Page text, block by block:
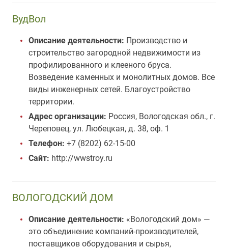
ВудВол
Описание деятельности: Производство и
строительство загородной недвижимости из
профилированного и клееного бруса.
Возведение каменных и монолитных домов. Все
виды инженерных сетей. Благоустройство
территории.
Адрес организации: Россия, Вологодская обл., г.
Череповец, ул. Любецкая, д. 38, оф. 1
Телефон: +7 (8202) 62-15-00
Сайт: http://wwstroy.ru
ВОЛОГОДСКИЙ ДОМ
Описание деятельности: «Вологодский дом» —
это объединение компаний-производителей,
поставщиков оборудования и сырья,